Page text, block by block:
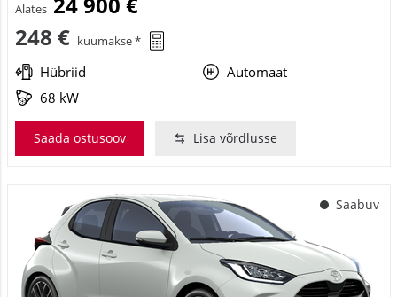
Alates
248 € kuumakse *
Hübriid
Automaat
68 kW
Saada ostusoov Lisa võrdlusse
Saabuv